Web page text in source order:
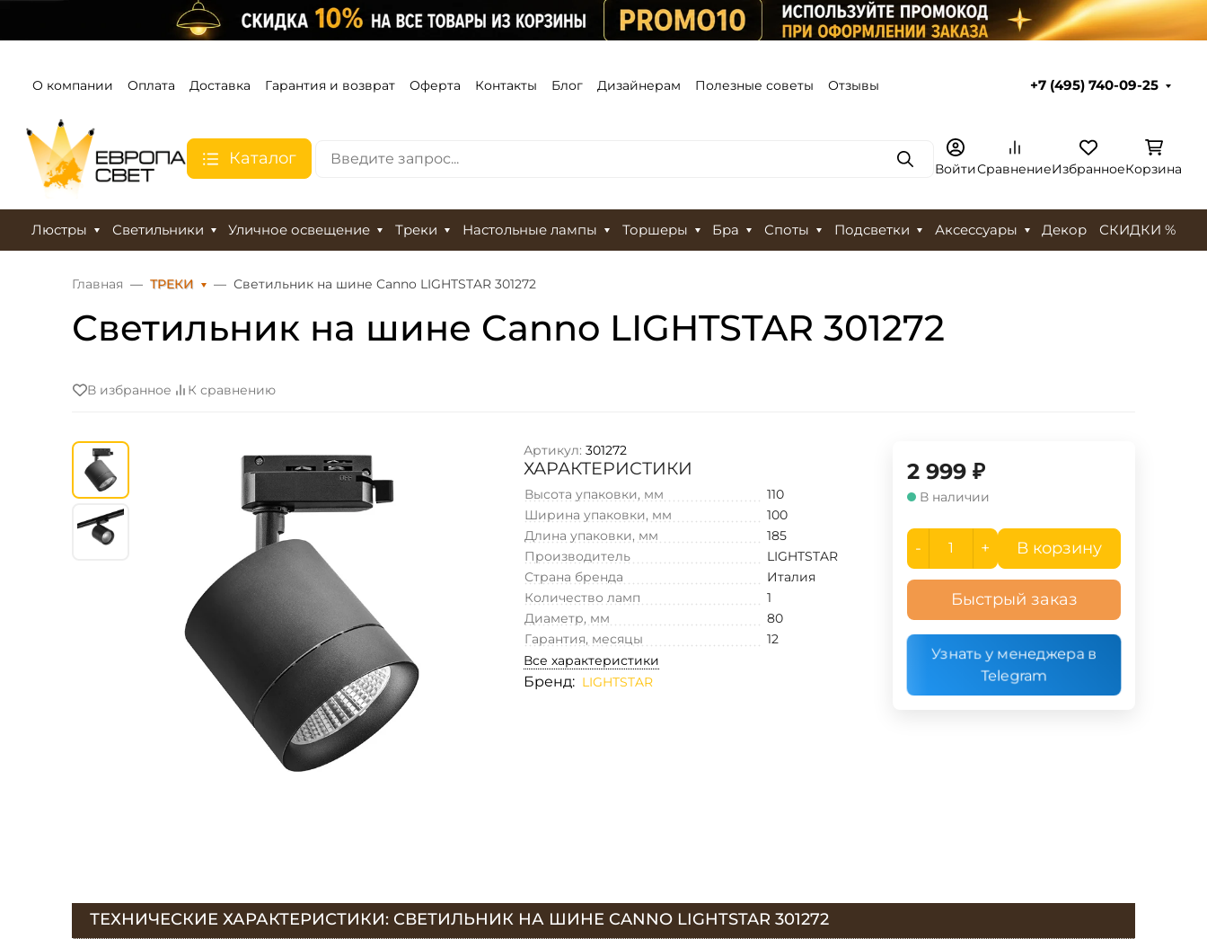
О компании Оплата Доставка Гарантия и возврат Оферта Контакты Блог Дизайнерам Полезные советы Отзывы +7 (495) 740-09-25
Каталог ПоискВойтиСравнениеИзбранноеКорзина
Люстры Светильники Уличное освещение Треки Настольные лампы Торшеры Бра Споты Подсветки Аксессуары Декор СКИДКИ %
Главная ТРЕКИ Светильник на шине Canno LIGHTSTAR 301272
Светильник на шине Canno LIGHTSTAR 301272
В избранное К сравнению
Артикул: 301272
ХАРАКТЕРИСТИКИ
Высота упаковки, мм
110
Ширина упаковки, мм
100
Длина упаковки, мм
185
Производитель
LIGHTSTAR
Страна бренда
Италия
Количество ламп
1
Диаметр, мм
80
Гарантия, месяцы
12
Все характеристики
Бренд: LIGHTSTAR
2 999 ₽
В наличии
- + В корзину
Быстрый заказ
Узнать у менеджера в
Telegram
ТЕХНИЧЕСКИЕ ХАРАКТЕРИСТИКИ: СВЕТИЛЬНИК НА ШИНЕ CANNO LIGHTSTAR 301272